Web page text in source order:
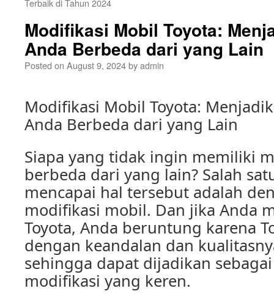
Terbaik di Tahun 2024
Modifikasi Mobil Toyota:
Anda Berbeda dari yang Lain
Posted on August 9, 2024byadmin
Modifikasi Mobil Toyota:
Anda Berbeda dari yang Lain
Siapa yang tidak ingin memiliki
berbeda dari yang lain? Salah
mencapai hal tersebut adalah
modifikasi mobil. Dan jika Anda
Toyota, Anda beruntung karena
dengan keandalan dan
sehingga dapat dijadikan
modifikasi yang keren.